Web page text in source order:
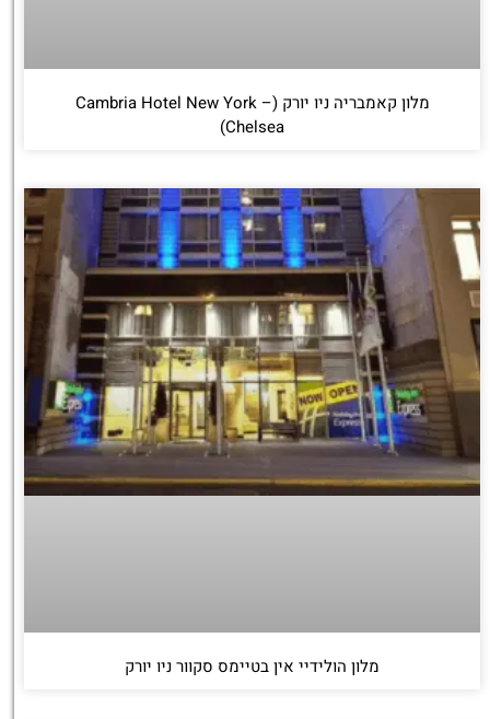
מלון קאמבריה ניו יורק (Cambria Hotel New York –
Chelsea)
מלון הולידיי אין בטיימס סקוור ניו יורק